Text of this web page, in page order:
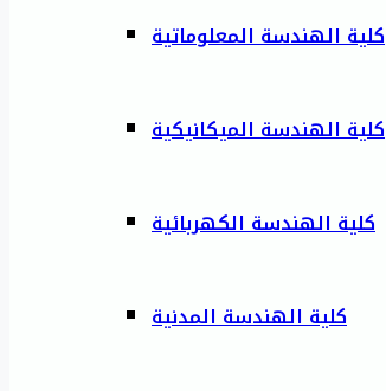
كلية الهندسة المعلوماتية
كلية الهندسة الميكانيكية
كلية الهندسة الكهربائية
كلية الهندسة المدنية